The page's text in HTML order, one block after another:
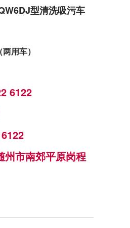
型清洗吸污车
用车）
6122
州市南郊平原岗程